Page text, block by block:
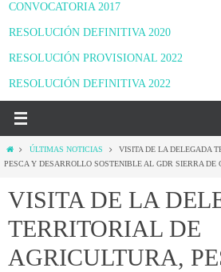
CONVOCATORIA 2017
RESOLUCIÓN DEFINITIVA 2020
RESOLUCIÓN PROVISIONAL 2022
RESOLUCIÓN DEFINITIVA 2022
InicioÚLTIMAS NOTICIAS
VISITA DE LA DELEGADA
PESCA Y DESARROLLO SOSTENIBLE AL GDR SIERRA
VISITA DE LA
TERRITORIAL DE
AGRICULTURA,